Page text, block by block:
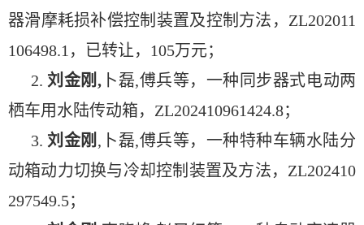
器滑摩耗损补偿控制装置及控制方法，ZL202011
106498.1，已转让，105万元；
2. 刘金刚 ,卜磊,傅兵等，一种同步器式电动两
栖车用水陆传动箱，ZL202410961424.8；
3. 刘金刚 ,卜磊,傅兵等，一种特种车辆水陆分
动箱动力切换与冷却控制装置及方法，ZL202410
297549.5；